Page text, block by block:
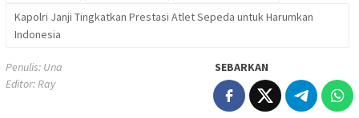
Kapolri Janji Tingkatkan Prestasi Atlet Sepeda untuk Harumkan
Indonesia
Penulis: Una
Editor: Ray
SEBARKAN